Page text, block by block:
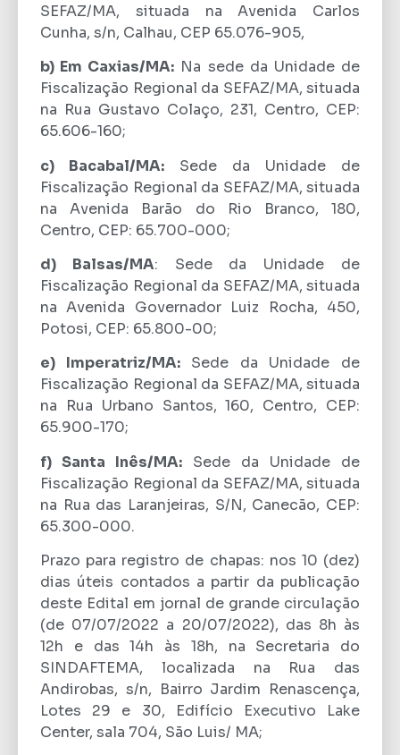
SEFAZ/MA, situada na Avenida Carlos
Cunha, s/n, Calhau, CEP 65.076-905,
b) Em Caxias/MA: Na sede da Unidade de
Fiscalização Regional da SEFAZ/MA, situada
na Rua Gustavo Colaço, 231, Centro, CEP:
65.606-160;
c) Bacabal/MA: Sede da Unidade de
Fiscalização Regional da SEFAZ/MA, situada
na Avenida Barão do Rio Branco, 180,
Centro, CEP: 65.700-000;
d) Balsas/MA: Sede da Unidade de
Fiscalização Regional da SEFAZ/MA, situada
na Avenida Governador Luiz Rocha, 450,
Potosi, CEP: 65.800-00;
e) Imperatriz/MA:Sede da Unidade de
Fiscalização Regional da SEFAZ/MA, situada
na Rua Urbano Santos, 160, Centro, CEP:
65.900-170;
f) Santa Inês/MA: Sede da Unidade de
Fiscalização Regional da SEFAZ/MA, situada
na Rua das Laranjeiras, S/N, Canecão, CEP:
65.300-000.
Prazo para registro de chapas: nos 10 (dez)
dias úteis contados a partir da publicação
deste Edital em jornal de grande circulação
(de 07/07/2022 a 20/07/2022), das 8h às
12h e das 14h às 18h, na Secretaria do
SINDAFTEMA, localizada na Rua das
Andirobas, s/n, Bairro Jardim Renascença,
Lotes 29 e 30, Edifício Executivo Lake
Center, sala 704, São Luis/ MA;